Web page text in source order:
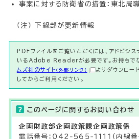
事案に対する防衛省の措置：東北局
（注） 下線部が更新情報
PDFファイルをご覧いただくには、アドビシス
いるAdobe Readerが必要です。お持ちで
ムズ社のサイト （外部リンク）
よりダウンロー
してからご利用ください。
このページに関する お問い合わせ
企画財政部企画政策課企画政策係
電話番号：042-565-1111（内線番